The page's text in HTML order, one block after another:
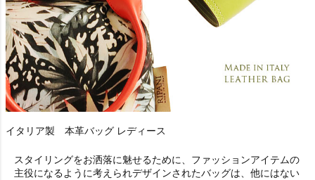
イタリア製 本革バッグ レディース
スタイリングをお洒落に魅せるために、ファッションアイテムの
主役になるように考えられデザインされたバッグは、他にはない